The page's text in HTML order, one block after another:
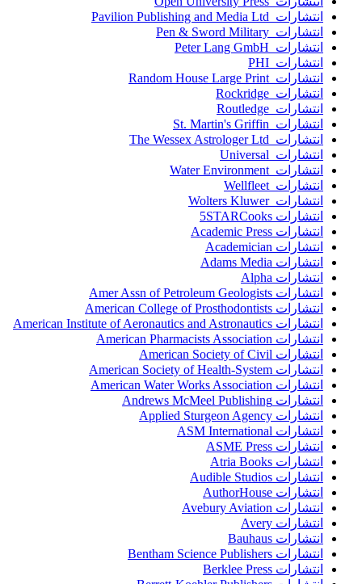
انتشارات Pavilion Publishing and Media Ltd
انتشارات Pen & Sword Military
انتشارات Peter Lang GmbH
انتشارات PHI
انتشارات Random House Large Print
انتشارات Rockridge
انتشارات Routledge
انتشارات St. Martin's Griffin
انتشارات The Wessex Astrologer Ltd
انتشارات Universal
انتشارات Water Environment
انتشارات Wellfleet
انتشارات Wolters Kluwer
انتشارات 5STARCooks
انتشارات Academic Press
انتشارات Academician
انتشارات Adams Media
انتشارات Alpha
انتشارات Amer Assn of Petroleum Geologists
انتشارات American College of Prosthodontists
انتشارات American Institute of Aeronautics and Astronautics
انتشارات American Pharmacists Association
انتشارات American Society of Civil
انتشارات American Society of Health-System
انتشارات American Water Works Association
انتشارات Andrews McMeel Publishing
انتشارات Applied Sturgeon Agency
انتشارات ASM International
انتشارات ASME Press
انتشارات Atria Books
انتشارات Audible Studios
انتشارات AuthorHouse
انتشارات Avebury Aviation
انتشارات Avery
انتشارات Bauhaus
انتشارات Bentham Science Publishers
انتشارات Berklee Press